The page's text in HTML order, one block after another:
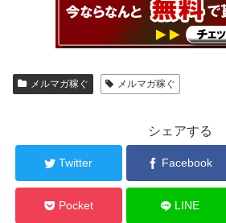
メルマガ稼ぐ メルマガ稼ぐ
シェアする
Twitter Facebook
Pocket LINE